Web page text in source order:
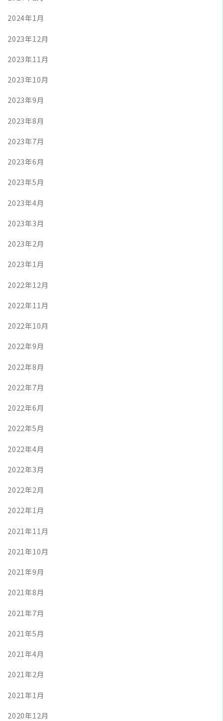
2024年1月
2023年12月
2023年11月
2023年10月
2023年9月
2023年8月
2023年7月
2023年6月
2023年5月
2023年4月
2023年3月
2023年2月
2023年1月
2022年12月
2022年11月
2022年10月
2022年9月
2022年8月
2022年7月
2022年6月
2022年5月
2022年4月
2022年3月
2022年2月
2022年1月
2021年11月
2021年10月
2021年9月
2021年8月
2021年7月
2021年5月
2021年4月
2021年2月
2021年1月
2020年12月